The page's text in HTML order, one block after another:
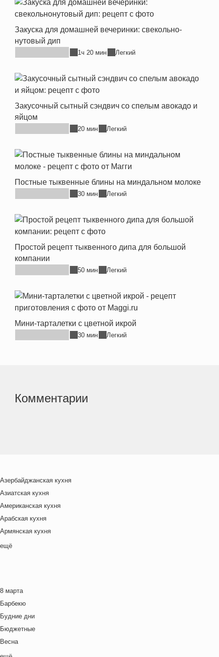
Закуска для домашней вечеринки: свекольно-
нутовый дип
1ч 20 мин Легкий
Закусочный сытный сэндвич со спелым авокадо и
яйцом
20 мин Легкий
Постные тыквенные блины на миндальном молоке
30 мин Легкий
Простой рецепт тыквенного дипа для большой
компании
50 мин Легкий
Мини-тарталетки с цветной икрой
30 мин Легкий
Комментарии
Азербайджанская кухня
Азиатская кухня
Американская кухня
Арабская кухня
Армянская кухня
Белорусская
Венгерская кухня
Греческая кухня
Грузинская кухня
Еврейская кухня
Европейская кухня
ещё
8 марта
Барбекю
Будние дни
Бюджетные
Весна
Выходные дни